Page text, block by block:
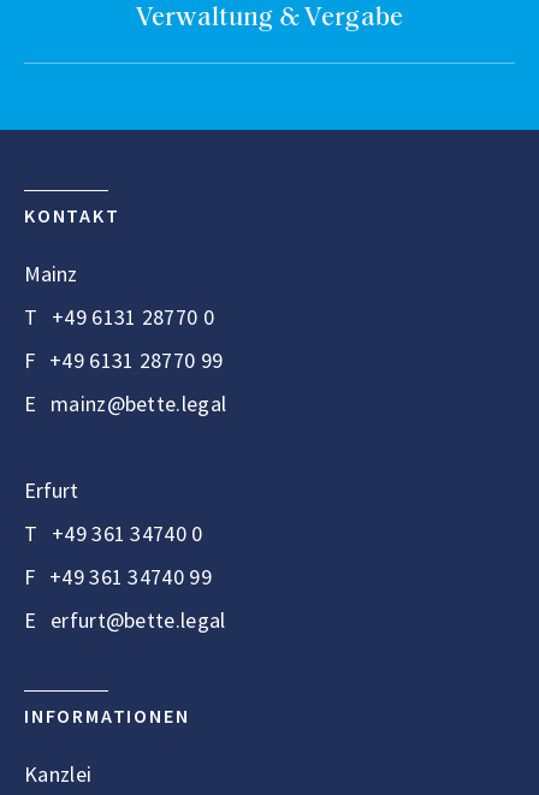
Verwaltung & Vergabe
KONTAKT
Mainz
T +49 6131 28770 0
F +49 6131 28770 99
E mainz@bette.legal
Erfurt
T +49 361 34740 0
F +49 361 34740 99
E erfurt@bette.legal
INFORMATIONEN
Kanzlei